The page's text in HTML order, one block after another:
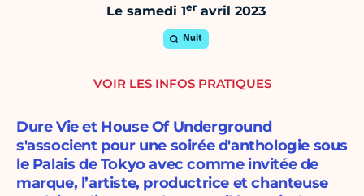
Le samedi 1er avril 2023
Nuit
Dure Vie et House Of Underground
s'associent pour une soirée d'anthologie sous
le Palais de Tokyo avec comme invitée de
marque, l’artiste, productrice et chanteuse
VOIR LES INFOS PRATIQUES